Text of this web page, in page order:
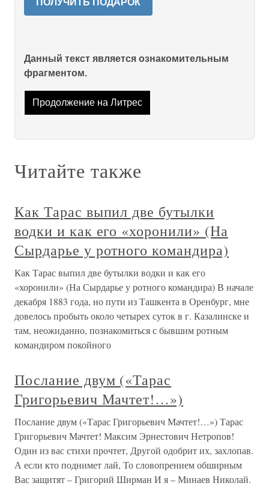
ПОЛУЧИТЬ ПОДАРОК
Данный текст является ознакомительным
фрагментом.
Продолжение на Литрес
Читайте также
Как Тарас выпил две бутылки
водки и как его «хоронили» (На
Сырдарье у ротного командира)
Как Тарас выпил две бутылки водки и как его
«хоронили» (На Сырдарье у ротного командира) В начале
декабря 1883 года, но пути из Ташкента в Оренбург, мне
довелось пробыть около четырех суток в г. Казалинске и
там, неожиданно, познакомиться с бывшим ротным
командиром покойного
Послание двум («Тарас
Григорьевич Мачтет!…»)
Послание двум («Тарас Григорьевич Мачтет!…») Тарас
Григорьевич Мачтет! Максим Эрнестович Нетропов!
Один из вас стихи прочтет, Другой одобрит их, захлопав.
А если кто поднимет лай, То словопрением обширным
Вас защитят – Григорий Ширман И я – Минаев Николай.